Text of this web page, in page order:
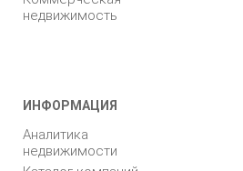
недвижимость
ИНФОРМАЦИЯ
Аналитика
недвижимости